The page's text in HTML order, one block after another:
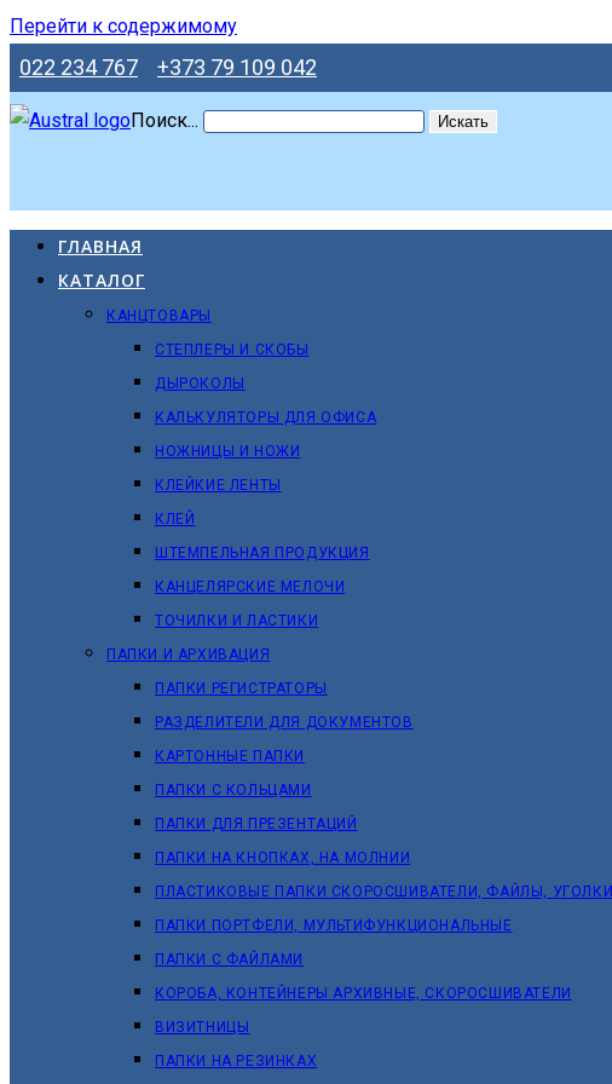
Перейти к содержимому
022 234 767 +373 79 109 042
Поиск... Искать
ГЛАВНАЯ
КАТАЛОГ
КАНЦТОВАРЫ
СТЕПЛЕРЫ И СКОБЫ
ДЫРОКОЛЫ
КАЛЬКУЛЯТОРЫ ДЛЯ ОФИСА
НОЖНИЦЫ И НОЖИ
КЛЕЙКИЕ ЛЕНТЫ
КЛЕЙ
ШТЕМПЕЛЬНАЯ ПРОДУКЦИЯ
КАНЦЕЛЯРСКИЕ МЕЛОЧИ
ТОЧИЛКИ И ЛАСТИКИ
ПАПКИ И АРХИВАЦИЯ
ПАПКИ РЕГИСТРАТОРЫ
РАЗДЕЛИТЕЛИ ДЛЯ ДОКУМЕНТОВ
КАРТОННЫЕ ПАПКИ
ПАПКИ С КОЛЬЦАМИ
ПАПКИ ДЛЯ ПРЕЗЕНТАЦИЙ
ПАПКИ НА КНОПКАХ, НА МОЛНИИ
ПЛАСТИКОВЫЕ ПАПКИ СКОРОСШИВАТЕЛИ, ФАЙЛЫ, УГОЛКИ
ПАПКИ ПОРТФЕЛИ, МУЛЬТИФУНКЦИОНАЛЬНЫЕ
ПАПКИ С ФАЙЛАМИ
КОРОБА, КОНТЕЙНЕРЫ АРХИВНЫЕ, СКОРОСШИВАТЕЛИ
ВИЗИТНИЦЫ
ПАПКИ НА РЕЗИНКАХ